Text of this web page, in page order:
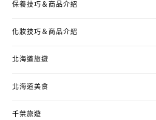
保養技巧＆商品介紹
化妝技巧＆商品介紹
北海道旅遊
北海道美食
千葉旅遊